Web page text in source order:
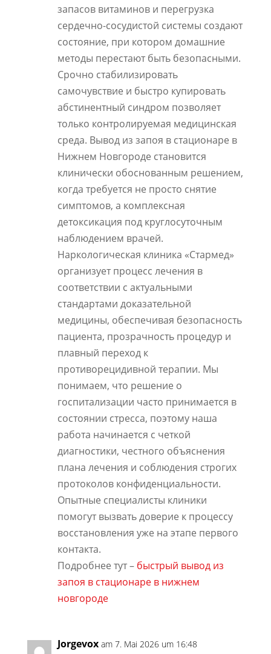
запасов витаминов и перегрузка
сердечно-сосудистой системы создают
состояние, при котором домашние
методы перестают быть безопасными.
Срочно стабилизировать
самочувствие и быстро купировать
абстинентный синдром позволяет
только контролируемая медицинская
среда. Вывод из запоя в стационаре в
Нижнем Новгороде становится
клинически обоснованным решением,
когда требуется не просто снятие
симптомов, а комплексная
детоксикация под круглосуточным
наблюдением врачей.
Наркологическая клиника «Стармед»
организует процесс лечения в
соответствии с актуальными
стандартами доказательной
медицины, обеспечивая безопасность
пациента, прозрачность процедур и
плавный переход к
противорецидивной терапии. Мы
понимаем, что решение о
госпитализации часто принимается в
состоянии стресса, поэтому наша
работа начинается с четкой
диагностики, честного объяснения
плана лечения и соблюдения строгих
протоколов конфиденциальности.
Опытные специалисты клиники
помогут вызвать доверие к процессу
восстановления уже на этапе первого
контакта.
Подробнее тут – быстрый вывод из
запоя в стационаре в нижнем
новгороде
Jorgevox am 7. Mai 2026 um 16:48